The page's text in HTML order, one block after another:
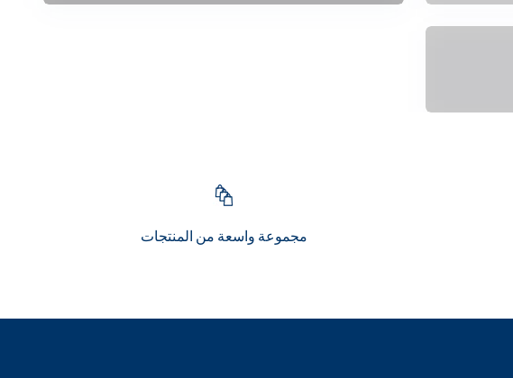
مجموعة واسعة من المنتجات